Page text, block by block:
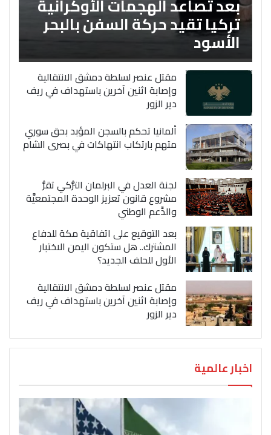
تركيا تقيد حركة السفن بالبحر
الأسود
مقتل عنصر لسلطة دمشق الانتقالية
وإصابة اثنين آخرين باستهداف في ريف
دير الزور
ألمانيا تحكم بالسجن المؤبد بحق سوري
متهم بارتكاب انتهاكات في بصرى الشام
لجنة العدل في البرلمان التُّركي تقرُّ
مشروع قانون تعزيز الوحدة المجتمعيَّة
والدَّعم الوطني
بعد التوقيع على اتفاقية مكة للدفاع
المشترك.. هل ستكون اليمن الاختبار
الأول للحلف الجديد؟
مقتل عنصر لسلطة دمشق الانتقالية
وإصابة اثنين آخرين باستهداف في ريف
دير الزور
اخبار عالمية